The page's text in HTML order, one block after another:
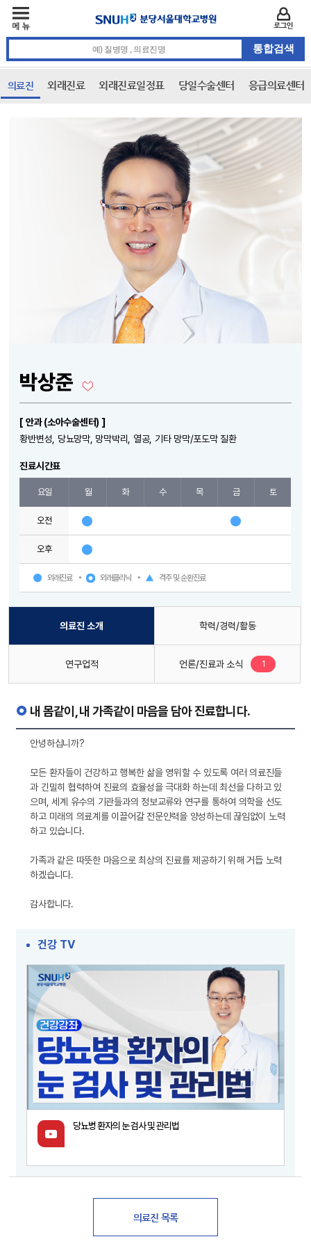
의료진 외래진료 외래진료일정표 당일수술센터 응급의료센터
박상준
[ 안과 (소아수술센터) ]
황반변성, 당뇨망막, 망막박리, 열공, 기타 망막/포도막 질환
진료시간표
요일 월 화 수 목 금 토
오전
오후
외래진료 외래클리닉 격주 및 순환진료
의료진 소개 학력/경력/활동
연구업적 언론/진료과 소식 1
내 몸같이, 내 가족같이 마음을 담아 진료합니다.
안녕하십니까?
모든 환자들이 건강하고 행복한 삶을 영위할 수 있도록 여러 의료진들
과 긴밀히 협력하여 진료의 효율성을 극대화 하는데 최선을 다하고 있
으며, 세계 유수의 기관들과의 정보교류와 연구를 통하여 의학을 선도
하고 미래의 의료계를 이끌어갈 전문인력을 양성하는데 끊임없이 노력
하고 있습니다.
가족과 같은 따뜻한 마음으로 최상의 진료를 제공하기 위해 거듭 노력
하겠습니다.
감사합니다.
건강 TV
당뇨병 환자의 눈 검사 및 관리법